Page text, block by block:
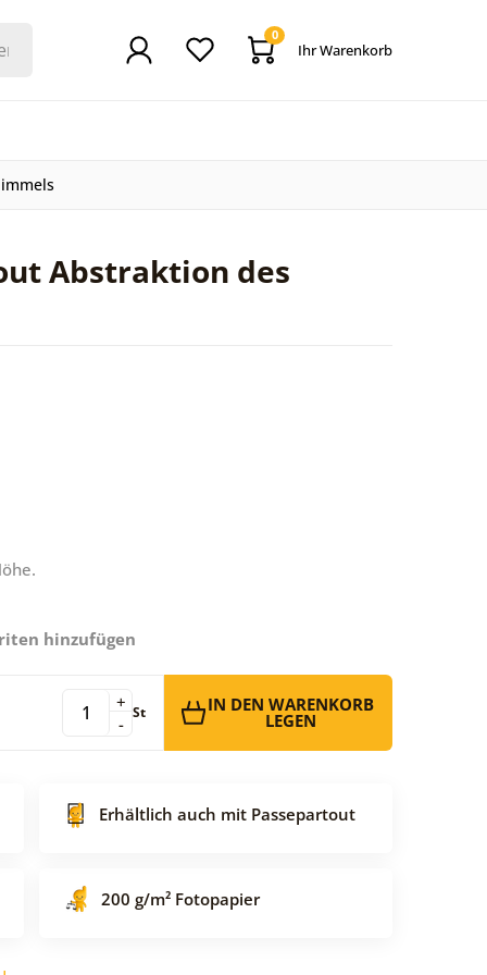
0
Ihr Warenkorb
Abstraktion des
hinzufügen
-
+ St IN DEN WARENKORB
LEGEN
Erhältlich auch mit Passepartout
200 g/m² Fotopapier